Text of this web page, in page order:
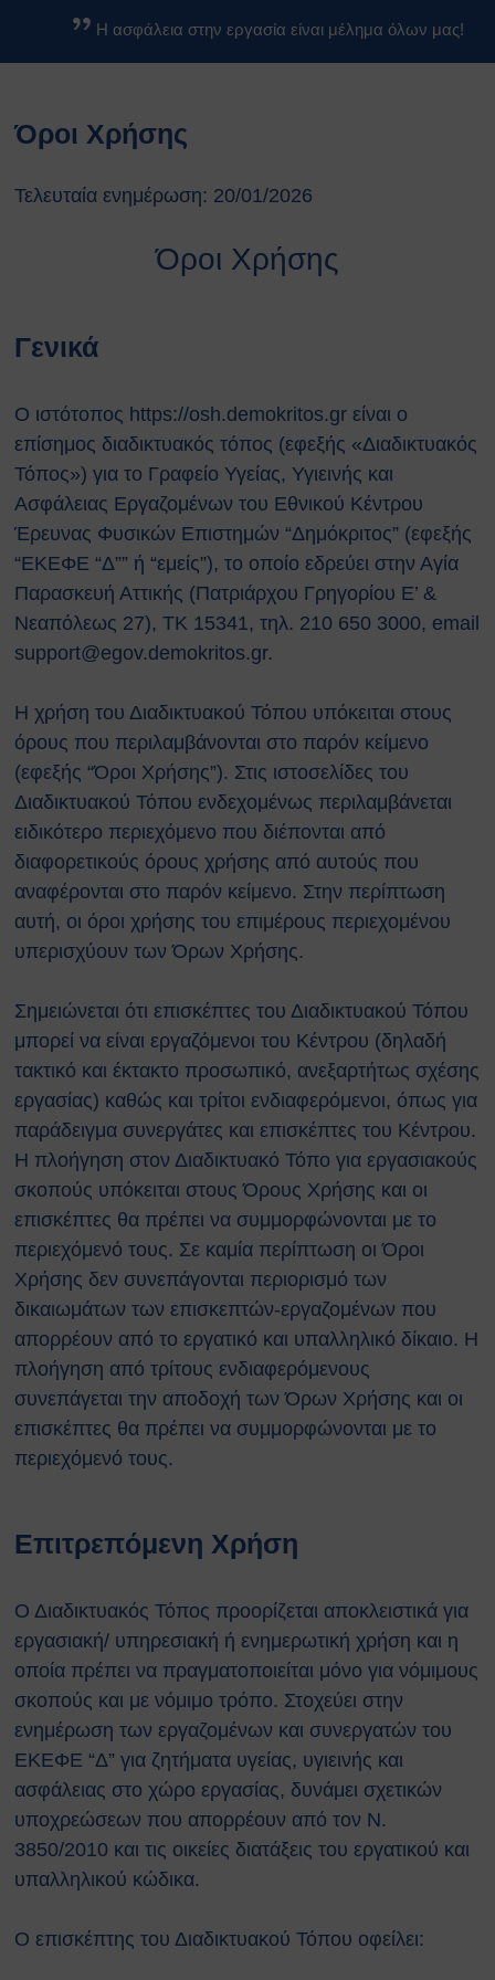
Βασικοί Κανόνες Ασφαλείας
Κανονισμός Βιολογικών
Κανονισμός Ακτινοπροστασίας
κέντρου ΕΚΕΦΕ
“Δημόκριτος”
Σχέδιο Εκκένωσης
Κτιρίων
Συνοπτικοί Οδηγοί ΥΑΕ
Ακτινοβολία
Βιολογικοί παράγοντες
Εκτίμηση Eπαγγελματικού
Kινδύνου
Εργονομία
Μέσα Ατομικής Προστασίας
Πυροπροστασία
Χημικές Ουσίες
Οδηγίες για Επισκέπτες
Safety and Security Information
for Visitors
Είσοδος Εκπαιδευόμενου
Συνεργάτη
ΕΚΠΑΙΔΕΥΣΗ
Πρώτες Βοήθειες
αναζωογόνησης (ΚΑΡΠΑ) και
κοιλιακής ώθησης (λαβή
Σήμανση και Σύμβολα
Εργαστηριακή Ασφάλεια
Χημικοί Κίνδυνοι
Βιολογική Ασφάλεια
Ραδιολογική Ασφάλεια
Ασφάλεια στη χρήση εξοπλισμού
Εργονομία
Ασφαλείς μετακινήσεις
Μηχανολογική Ασφάλεια
Ασφαλής συντήρηση
Ηλεκτρικοί κίνδυνοι
Πυρασφάλεια
Εργασίες σε ύψος
Τεχνοστρές
ΝΟΜΟΘΕΣΙΑ
ΧΡΗΣΙΜΑ
Νέα & Ανακοινώσεις
Άρθρα
Γενικές Οδηγίες Προστασίας (Πολιτική
Προστασία)
Γενικές Οδηγίες
Χημικά, Βιολογικά, Ραδιολογικά
& Πυρηνικά Περιστατικά (ΧΒΡΠ)
Βιομηχανικά Ατυχήματα
Δασικές πυρκαγιές
Θυελλώδεις Άνεμοι
Καταιγίδες
Καύσωνας
Η ασφάλεια στην εργασία είναι μέλημα όλων μας!
Όροι Χρήσης
Τελευταία ενημέρωση: 20/01/2026
Όροι Χρήσης
Γενικά
Ο ιστότοπος https://osh.demokritos.gr είναι ο
επίσημος διαδικτυακός τόπος (εφεξής «Διαδικτυακός
Τόπος») για το Γραφείο Υγείας, Υγιεινής και
Ασφάλειας Εργαζομένων του Εθνικού Κέντρου
Έρευνας Φυσικών Επιστημών “Δημόκριτος” (εφεξής
“ΕΚΕΦΕ “Δ”” ή “εμείς”), το οποίο εδρεύει στην Αγία
Παρασκευή Αττικής (Πατριάρχου Γρηγορίου Ε’ &
Νεαπόλεως 27), ΤΚ 15341, τηλ. 210 650 3000, email
support@egov.demokritos.gr.
Η χρήση του Διαδικτυακού Τόπου υπόκειται στους
όρους που περιλαμβάνονται στο παρόν κείμενο
(εφεξής “Όροι Χρήσης”). Στις ιστοσελίδες του
Διαδικτυακού Τόπου ενδεχομένως περιλαμβάνεται
ειδικότερο περιεχόμενο που διέπονται από
διαφορετικούς όρους χρήσης από αυτούς που
αναφέρονται στο παρόν κείμενο. Στην περίπτωση
αυτή, οι όροι χρήσης του επιμέρους περιεχομένου
υπερισχύουν των Όρων Χρήσης.
Σημειώνεται ότι επισκέπτες του Διαδικτυακού Τόπου
μπορεί να είναι εργαζόμενοι του Κέντρου (δηλαδή
τακτικό και έκτακτο προσωπικό, ανεξαρτήτως σχέσης
εργασίας) καθώς και τρίτοι ενδιαφερόμενοι, όπως για
παράδειγμα συνεργάτες και επισκέπτες του Κέντρου.
Η πλοήγηση στον Διαδικτυακό Τόπο για εργασιακούς
σκοπούς υπόκειται στους Όρους Χρήσης και οι
επισκέπτες θα πρέπει να συμμορφώνονται με το
περιεχόμενό τους. Σε καμία περίπτωση οι Όροι
Χρήσης δεν συνεπάγονται περιορισμό των
δικαιωμάτων των επισκεπτών-εργαζομένων που
απορρέουν από το εργατικό και υπαλληλικό δίκαιο. Η
πλοήγηση από τρίτους ενδιαφερόμενους
συνεπάγεται την αποδοχή των Όρων Χρήσης και οι
επισκέπτες θα πρέπει να συμμορφώνονται με το
περιεχόμενό τους.
Επιτρεπόμενη Χρήση
Ο Διαδικτυακός Τόπος προορίζεται αποκλειστικά για
εργασιακή/ υπηρεσιακή ή ενημερωτική χρήση και η
οποία πρέπει να πραγματοποιείται μόνο για νόμιμους
σκοπούς και με νόμιμο τρόπο. Στοχεύει στην
ενημέρωση των εργαζομένων και συνεργατών του
ΕΚΕΦΕ “Δ” για ζητήματα υγείας, υγιεινής και
ασφάλειας στο χώρο εργασίας, δυνάμει σχετικών
υποχρεώσεων που απορρέουν από τον Ν.
3850/2010 και τις οικείες διατάξεις του εργατικού και
υπαλληλικού κώδικα.
Ο επισκέπτης του Διαδικτυακού Τόπου οφείλει: